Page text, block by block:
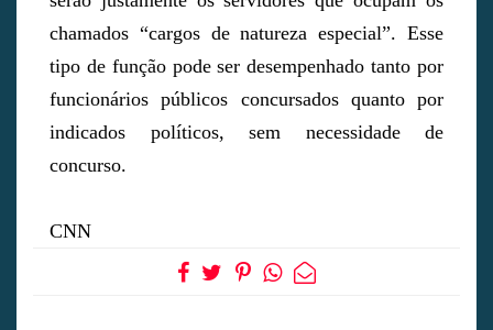
chamados “cargos de natureza especial”. Esse
tipo de função pode ser desempenhado tanto por
funcionários públicos concursados quanto por
indicados políticos, sem necessidade de
concurso.
CNN